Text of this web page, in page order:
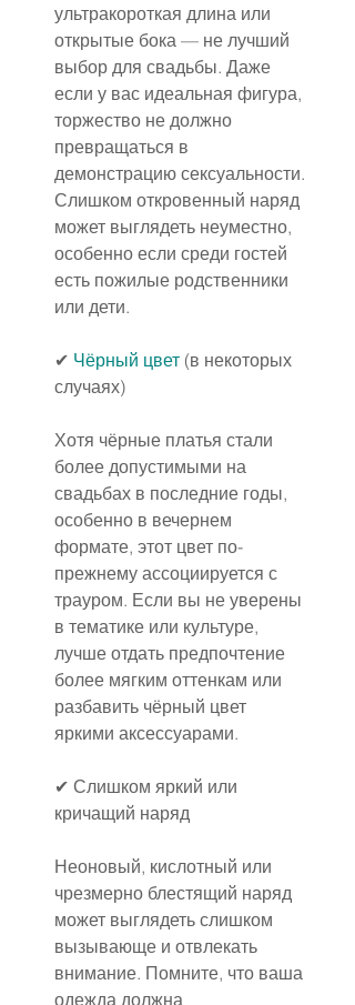
ультракороткая длина или
открытые бока — не лучший
выбор для свадьбы. Даже
если у вас идеальная фигура,
торжество не должно
превращаться в
демонстрацию сексуальности.
Слишком откровенный наряд
может выглядеть неуместно,
особенно если среди гостей
есть пожилые родственники
или дети.
✔ Чёрный цвет (в некоторых
случаях)
Хотя чёрные платья стали
более допустимыми на
свадьбах в последние годы,
особенно в вечернем
формате, этот цвет по-
прежнему ассоциируется с
трауром. Если вы не уверены
в тематике или культуре,
лучше отдать предпочтение
более мягким оттенкам или
разбавить чёрный цвет
яркими аксессуарами.
✔ Слишком яркий или
кричащий наряд
Неоновый, кислотный или
чрезмерно блестящий наряд
может выглядеть слишком
вызывающе и отвлекать
внимание. Помните, что ваша
одежда должна